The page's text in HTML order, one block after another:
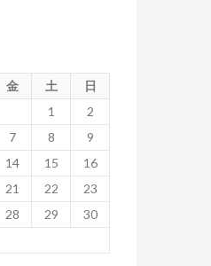
金 土
日
1
2
7 8
9
14 15
16
21 22
23
28 29
30